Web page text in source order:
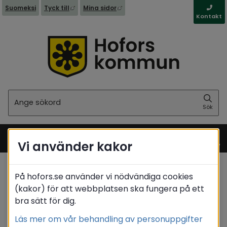
Suomeksi Tyck till Länk till annan webbplats, öppnas i nytt
Mina sidor Länk till annan webbplats,
Kontakt
Sök
Meny
Startsida Stöd & omsorg Psykisk ohälsa
Vi använder kakor
På hofors.se använder vi nödvändiga cookies
(kakor) för att webbplatsen ska fungera på ett
bra sätt för dig.
Läs mer om vår behandling av personuppgifter